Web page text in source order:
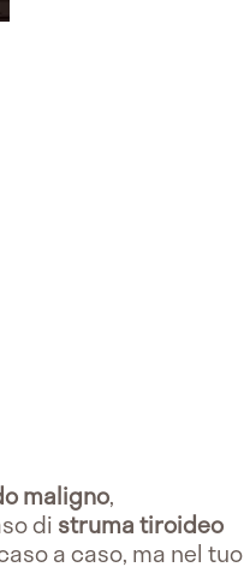
maligno,
di struma tiroideo
a caso, ma nel tuo